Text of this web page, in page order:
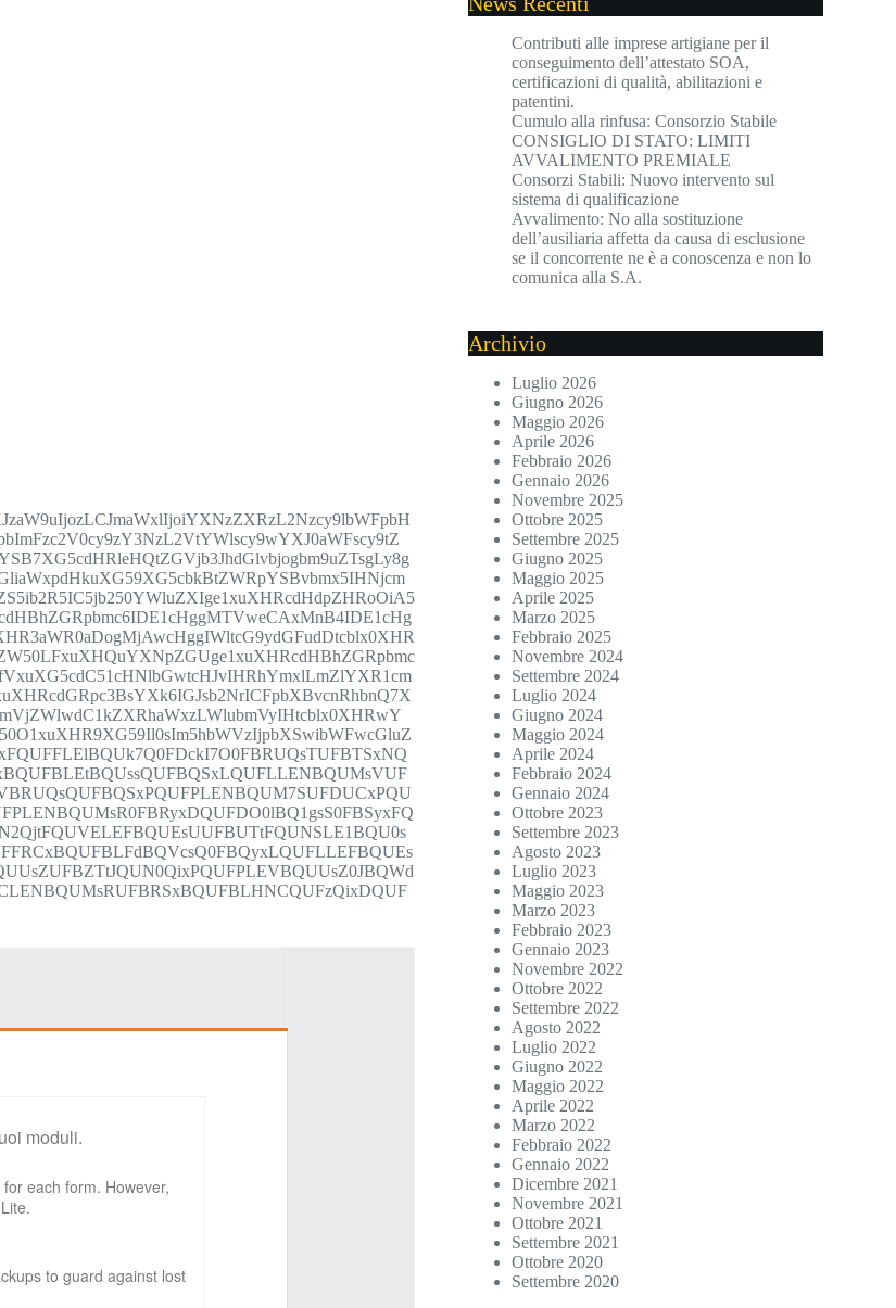
moduli.
each form. However,
to guard against lost
Contributi alle imprese artigiane per il
conseguimento dell’attestato SOA,
certificazioni di qualità, abilitazioni e
patentini.
Cumulo alla rinfusa: Consorzio Stabile
CONSIGLIO DI STATO: LIMITI
AVVALIMENTO PREMIALE
Consorzi Stabili: Nuovo intervento sul
sistema di qualificazione
Avvalimento: No alla sostituzione
dell’ausiliaria affetta da causa di esclusione
se il concorrente ne è a conoscenza e non lo
comunica alla S.A.
Archivio
Luglio 2026
Giugno 2026
Maggio 2026
Aprile 2026
Febbraio 2026
Gennaio 2026
Novembre 2025
Ottobre 2025
Settembre 2025
Giugno 2025
Maggio 2025
Aprile 2025
Marzo 2025
Febbraio 2025
Novembre 2024
Settembre 2024
Luglio 2024
Giugno 2024
Maggio 2024
Aprile 2024
Febbraio 2024
Gennaio 2024
Ottobre 2023
Settembre 2023
Agosto 2023
Luglio 2023
Maggio 2023
Marzo 2023
Febbraio 2023
Gennaio 2023
Novembre 2022
Ottobre 2022
Settembre 2022
Agosto 2022
Luglio 2022
Giugno 2022
Maggio 2022
Aprile 2022
Marzo 2022
Febbraio 2022
Gennaio 2022
Dicembre 2021
Novembre 2021
Ottobre 2021
Settembre 2021
Ottobre 2020
Settembre 2020